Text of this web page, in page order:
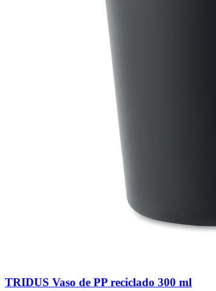
TRIDUS Vaso de PP reciclado 300 ml